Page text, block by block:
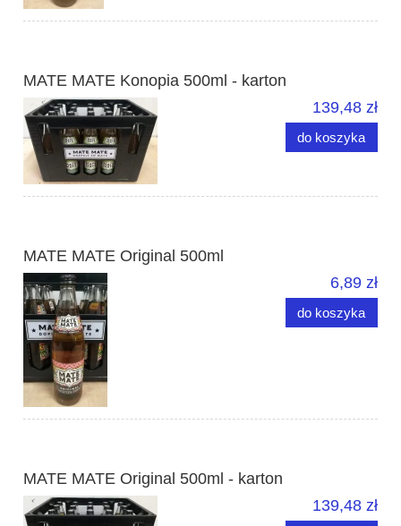
MATE MATE Konopia 500ml - karton
139,48 zł
do koszyka
MATE MATE Original 500ml
6,89 zł
do koszyka
MATE MATE Original 500ml - karton
139,48 zł